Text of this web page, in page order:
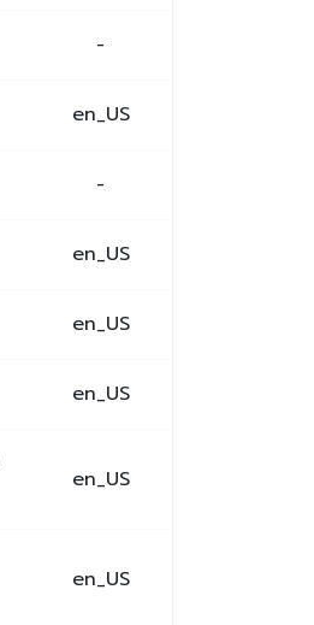
-
en_US
-
en_US
en_US
en_US
en_US
en_US